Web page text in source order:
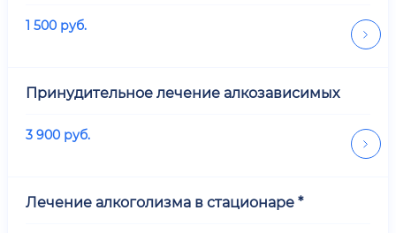
1 500 руб.
Принудительное лечение алкозависимых
3 900 руб.
Лечение алкоголизма в стационаре *